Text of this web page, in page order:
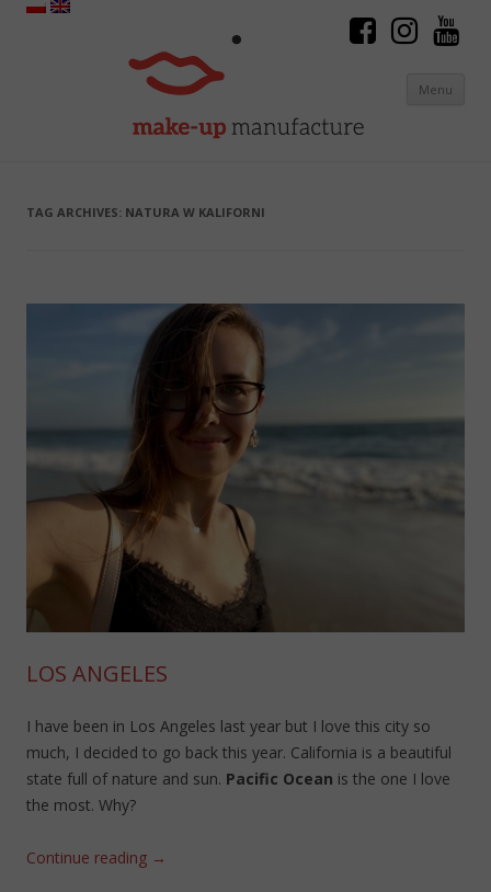
Menu
TAG ARCHIVES: NATURA W KALIFORNI
LOS ANGELES
I have been in Los Angeles last year but I love this city so
much, I decided to go back this year. California is a beautiful
state full of nature and sun. Pacific Ocean is the one I love
the most. Why?
Continue reading →